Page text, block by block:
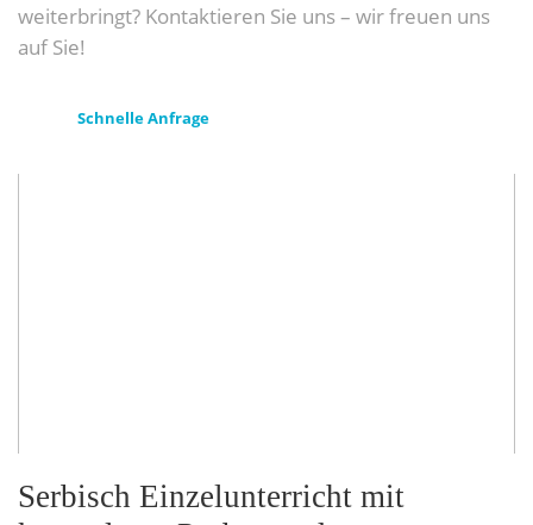
weiterbringt? Kontaktieren Sie uns – wir freuen uns
auf Sie!
Schnelle Anfrage
Serbisch Einzelunterricht mit